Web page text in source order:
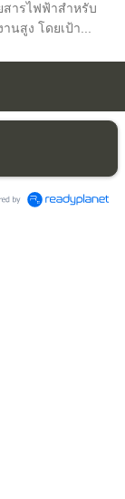
ารไฟฟ้าสำหรับ
สูง โดยเป้า...